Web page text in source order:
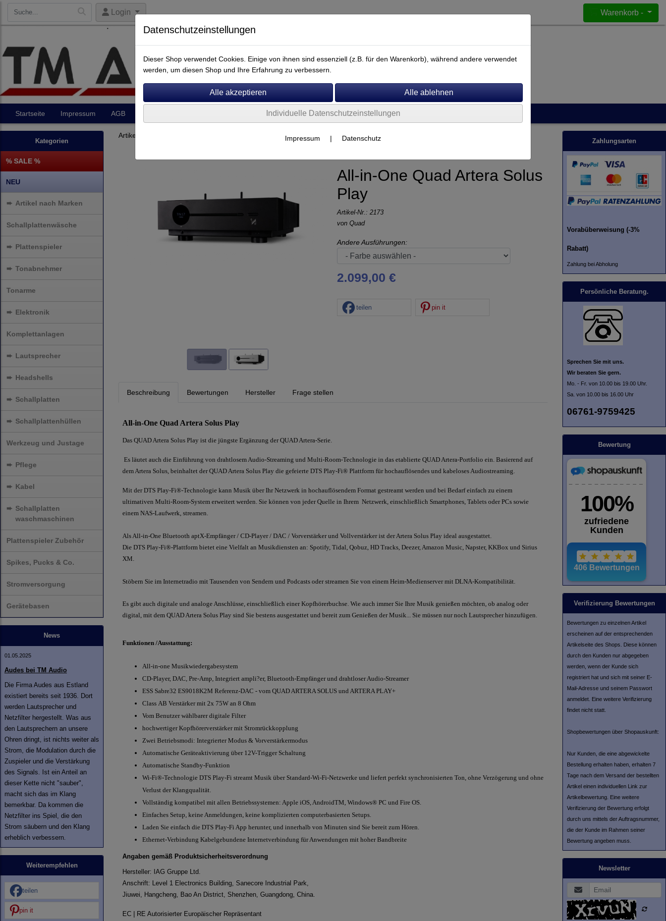
Login Warenkorb -
Startseite Impressum AGB
Kategorien
% SALE %
NEU
➨ Artikel nach Marken
Schallplattenwäsche
➨ Plattenspieler
➨ Tonabnehmer
Tonarme
➨ Elektronik
Komplettanlagen
➨ Lautsprecher
➨ Headshells
➨ Schallplatten
➨ Schallplattenhüllen
Werkzeug und Justage
➨ Pflege
➨ Kabel
➨ Schallplatten
waschmaschinen
Plattenspieler Zubehör
Spikes, Pucks & Co.
Stromversorgung
Gerätebasen
News
01.05.2025
Audes bei TM Audio
Die Firma Audes aus Estland
existiert bereits seit 1936. Dort
werden Lautsprecher und
Netzfilter hergestellt. Was aus
den Lautsprechern an unsere
Ohren dringt, ist nichts weiter als
Strom, die Modulation durch die
Zuspieler und die Verstärkung
des Signals. Ist ein Anteil an
dieser Kette nicht "sauber",
macht sich das im Klang
bemerkbar. Da kommen die
Netzfilter ins Spiel, die den
Strom säubern und den Klang
erheblich verbessern.
Weiterempfehlen
teilen
pin it
Artikel nach Marken
All-in-One Quad Artera Solus
Play
Artikel-Nr.: 2173
von Quad
Andere Ausführungen:
2.099,00 €
teilen pin it
Beschreibung Bewertungen Hersteller Frage stellen
All-in-One Quad Artera Solus Play
Das QUAD Artera Solus Play ist die jüngste Ergänzung der QUAD Artera-Serie.
Es läutet auch die Einführung von drahtlosem Audio-Streaming und Multi-Room-Technologie in das etablierte QUAD Artera-Portfolio ein. Basierend auf
dem Artera Solus, beinhaltet der QUAD Artera Solus Play die gefeierte DTS Play-Fi® Plattform für hochauflösendes und kabeloses Audiostreaming.
Mit der DTS Play-Fi®-Technologie kann Musik über Ihr Netzwerk in hochauflösendem Format gestreamt werden und bei Bedarf einfach zu einem
ultimativen Multi-Room-System erweitert werden. Sie können von jeder Quelle in Ihrem Netzwerk, einschließlich Smartphones, Tablets oder PCs sowie
einem NAS-Laufwerk, streamen.
Als All-in-One Bluetooth aptX-Empfänger / CD-Player / DAC / Vorverstärker und Vollverstärker ist der Artera Solus Play ideal ausgestattet.
Die DTS Play-Fi®-Plattform bietet eine Vielfalt an Musikdiensten an: Spotify, Tidal, Qobuz, HD Tracks, Deezer, Amazon Music, Napster, KKBox und Sirius
XM.
Stöbern Sie im Internetradio mit Tausenden von Sendern und Podcasts oder streamen Sie von einem Heim-Medienserver mit DLNA-Kompatibilität.
Es gibt auch digitale und analoge Anschlüsse, einschließlich einer Kopfhörerbuchse. Wie auch immer Sie Ihre Musik genießen möchten, ob analog oder
digital, mit dem QUAD Artera Solus Play sind Sie bestens ausgestattet und bereit zum Genießen der Musik... Sie müssen nur noch Lautsprecher hinzufügen.
Funktionen /Ausstattung:
All-in-one Musikwiedergabesystem
CD-Player, DAC, Pre-Amp, Integriert ampli?er, Bluetooth-Empfänger und drahtloser Audio-Streamer
ESS Sabre32 ES9018K2M Referenz-DAC - vom QUAD ARTERA SOLUS und ARTERA PLAY+
Class AB Verstärker mit 2x 75W an 8 Ohm
Vom Benutzer wählbarer digitale Filter
hochwertiger Kopfhörerverstärker mit Stromrückkopplung
Zwei Betriebsmodi: Integrierter Modus & Vorverstärkermodus
Automatische Geräteaktivierung über 12V-Trigger Schaltung
Automatische Standby-Funktion
Wi-Fi®-Technologie DTS Play-Fi streamt Musik über Standard-Wi-Fi-Netzwerke und liefert perfekt synchronisierten Ton, ohne Verzögerung und ohne
Verlust der Klangqualität.
Vollständig kompatibel mit allen Betriebssystemen: Apple iOS, AndroidTM, Windows® PC und Fire OS.
Einfaches Setup, keine Anmeldungen, keine komplizierten computerbasierten Setups.
Laden Sie einfach die DTS Play-Fi App herunter, und innerhalb von Minuten sind Sie bereit zum Hören.
Ethernet-Verbindung Kabelgebundene Internetverbindung für Anwendungen mit hoher Bandbreite
Angaben gemäß Produktsicherheitsverordnung
Hersteller: IAG Gruppe Ltd.
Anschrift: Level 1 Electronics Building, Sanecore Industrial Park,
Jiuwei, Hangcheng, Bao An District, Shenzhen, Guangdong, China.
EC | RE Autorisierter Europäischer Repräsentant
Zahlungsarten
Vorabüberweisung (-3%
Rabatt)
Zahlung bei Abholung
Persönliche Beratung.
Sprechen Sie mit uns.
Wir beraten Sie gern.
Mo. - Fr. von 10.00 bis 19.00 Uhr.
Sa. von 10.00 bis 16.00 Uhr
06761-9759425
Bewertung
Verifizierung Bewertungen
Bewertungen zu einzelnen Artikel
erscheinen auf der entsprechenden
Artikelseite des Shops. Diese können
durch den Kunden nur abgegeben
werden, wenn der Kunde sich
registriert hat und sich mit seiner E-
Mail-Adresse und seinem Passwort
anmeldet. Eine weitere Verifizierung
findet nicht statt.
Shopbewertungen über Shopauskunft:
Nur Kunden, die eine abgewickelte
Bestellung erhalten haben, erhalten 7
Tage nach dem Versand der bestellten
Artikel einen individuellen Link zur
Artikelbewertung. Eine weitere
Verifizierung der Bewertung erfolgt
durch uns mittels der Auftragsnummer,
die der Kunde im Rahmen seiner
Bewertung angeben muss.
Newsletter
Datenschutzeinstellungen
Dieser Shop verwendet Cookies. Einige von ihnen sind essenziell (z.B. für den Warenkorb), während andere verwendet
werden, um diesen Shop und Ihre Erfahrung zu verbessern.
Individuelle Datenschutzeinstellungen
Impressum | Datenschutz